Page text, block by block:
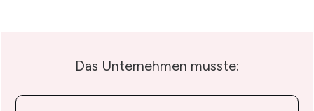
Das Unternehmen musste: